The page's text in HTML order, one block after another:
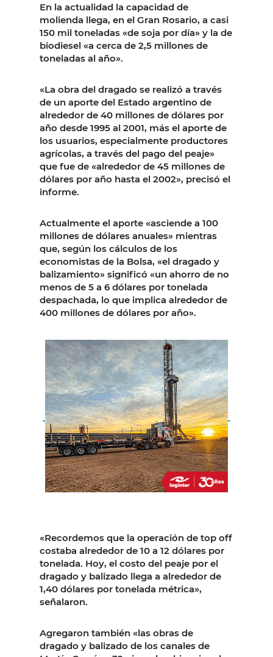
En la actualidad la capacidad de
molienda llega, en el Gran Rosario, a casi
150 mil toneladas «de soja por día» y la de
biodiesel «a cerca de 2,5 millones de
toneladas al año».
«La obra del dragado se realizó a través
de un aporte del Estado argentino de
alrededor de 40 millones de dólares por
año desde 1995 al 2001, más el aporte de
los usuarios, especialmente productores
agrícolas, a través del pago del peaje»
que fue de «alrededor de 45 millones de
dólares por año hasta el 2002», precisó el
informe.
Actualmente el aporte «asciende a 100
millones de dólares anuales» mientras
que, según los cálculos de los
economistas de la Bolsa, «el dragado y
balizamiento» significó «un ahorro de no
menos de 5 a 6 dólares por tonelada
despachada, lo que implica alrededor de
400 millones de dólares por año».
«Recordemos que la operación de top off
costaba alrededor de 10 a 12 dólares por
tonelada. Hoy, el costo del peaje por el
dragado y balizado llega a alrededor de
1,40 dólares por tonelada métrica»,
señalaron.
Agregaron también «las obras de
dragado y balizado de los canales de